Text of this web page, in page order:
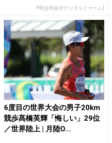
PR(合同会社デジタルファーム)
6度目の世界大会の男子20km
競歩髙橋英輝「悔しい」29位
／世界陸上 | 月陸O...